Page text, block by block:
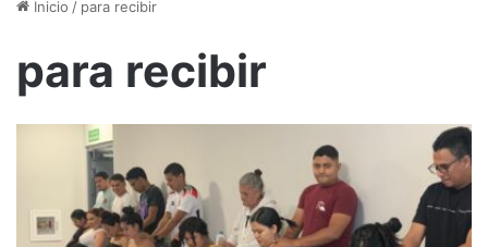
Inicio / para recibir
para recibir